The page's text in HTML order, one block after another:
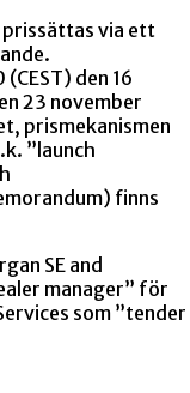
via ett
den 16
23 november
prismekanismen
”launch
finns
SE and
manager” för
som ”tender